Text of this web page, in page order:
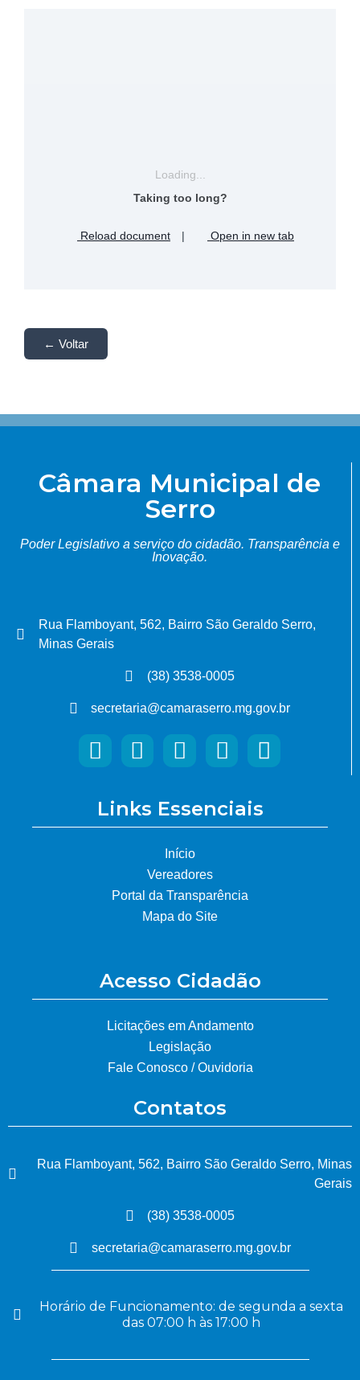
Loading...
Taking too long?
Reload document | Open in new tab
← Voltar
Câmara Municipal de
Serro
Poder Legislativo a serviço do cidadão. Transparência e
Inovação.
Rua Flamboyant, 562, Bairro São Geraldo Serro,
Minas Gerais
(38) 3538-0005
secretaria@camaraserro.mg.gov.br
Links Essenciais
Início
Vereadores
Portal da Transparência
Mapa do Site
Acesso Cidadão
Licitações em Andamento
Legislação
Fale Conosco / Ouvidoria
Contatos
Rua Flamboyant, 562, Bairro São Geraldo Serro, Minas
Gerais
(38) 3538-0005
secretaria@camaraserro.mg.gov.br
Horário de Funcionamento: de segunda a sexta
das 07:00 h às 17:00 h